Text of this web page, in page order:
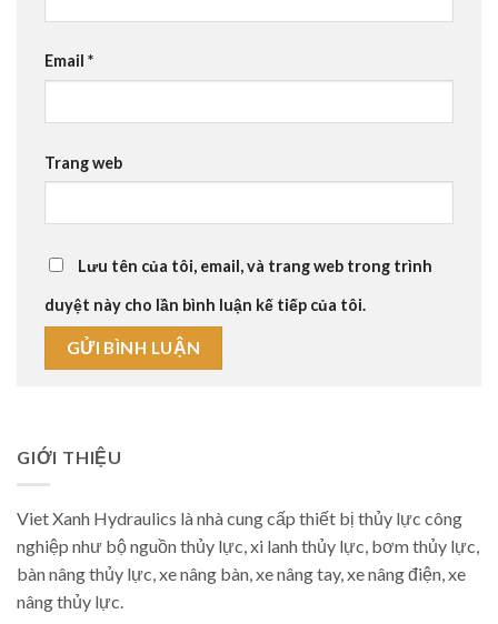
Email *
Trang web
Lưu tên của tôi, email, và trang web trong trình
duyệt này cho lần bình luận kế tiếp của tôi.
GIỚI THIỆU
Viet Xanh Hydraulics là nhà cung cấp thiết bị thủy lực công
nghiệp như bộ nguồn thủy lực, xi lanh thủy lực, bơm thủy lực,
bàn nâng thủy lực, xe nâng bàn, xe nâng tay, xe nâng điện, xe
nâng thủy lực.